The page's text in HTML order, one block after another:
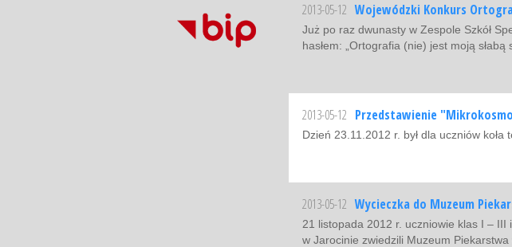
2013-05-12 Wojewódzki Konkurs
Już po raz dwunasty w Zespole Szkół
hasłem: „Ortografia (nie) jest moją słabą
2013-05-12 Przedstawienie
Dzień 23.11.2012 r. był dla uczniów
2013-05-12 Wycieczka do Muzeum
21 listopada 2012 r. uczniowie klas I – III
w Jarocinie zwiedzili Muzeum Piekarstwa